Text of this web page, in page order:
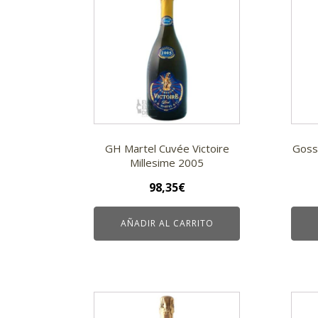
GH Martel Cuvée Victoire
Millesime 2005
98,35€
AÑADIR AL CARRITO